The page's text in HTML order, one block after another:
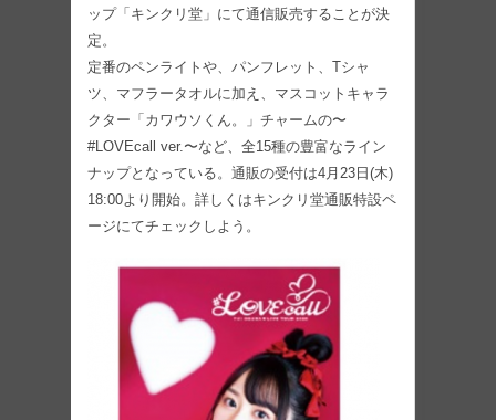
ップ「キンクリ堂」にて通信販売することが決
定。
定番のペンライトや、パンフレット、Tシャ
ツ、マフラータオルに加え、マスコットキャラ
クター「カワウソくん。」チャームの〜
#LOVEcall ver.〜など、全15種の豊富なライン
ナップとなっている。通販の受付は4月23日(木)
18:00より開始。詳しくはキンクリ堂通販特設ペ
ージにてチェックしよう。